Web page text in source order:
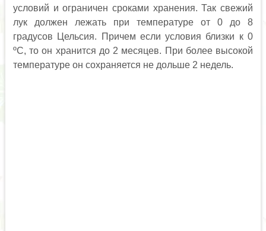
условий и ограничен сроками хранения. Так свежий
лук должен лежать при температуре от 0 до 8
градусов Цельсия. Причем если условия близки к 0
ºС, то он хранится до 2 месяцев. При более высокой
температуре он сохраняется не дольше 2 недель.